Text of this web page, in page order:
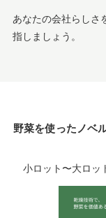
あなたの会社らしさ
指しましょう。
野菜を使ったノベ
小ロット〜大ロッ